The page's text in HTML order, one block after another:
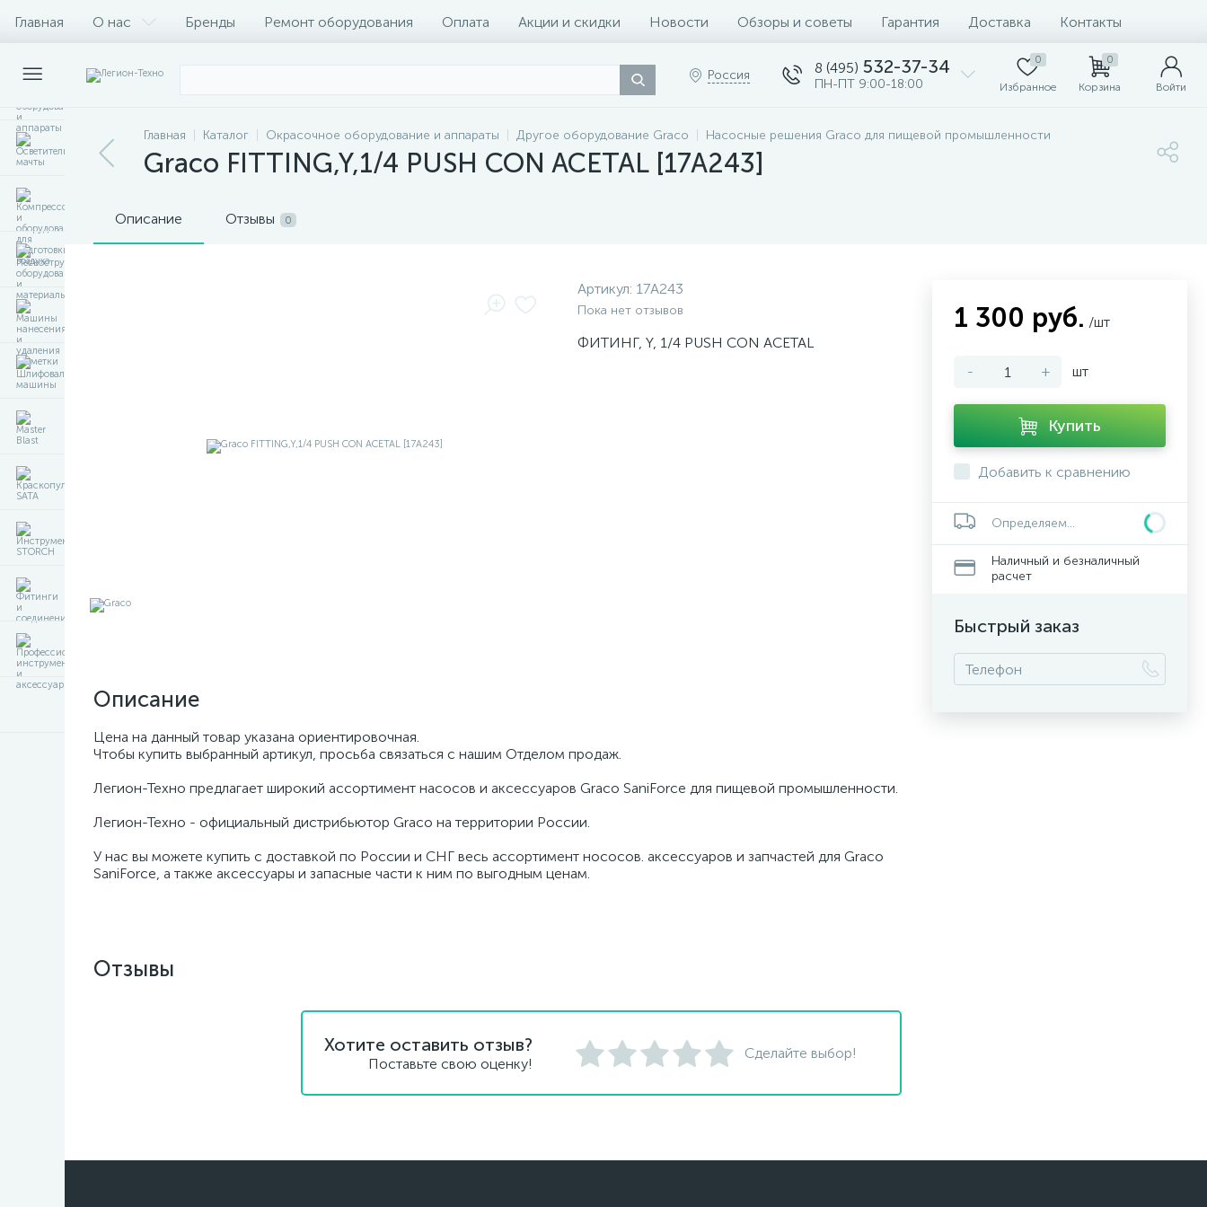
Главная О нас Бренды Ремонт оборудования Оплата Акции и скидки Новости Обзоры и советы Гарантия Доставка Контакты
Россия 8 (495) 532-37-34
ПН-ПТ 9:00-18:00
0
Избранное
0
Корзина Войти
Главная Каталог Окрасочное оборудование и аппараты Другое оборудование Graco Насосные решения Graco для пищевой промышленности
Graco FITTING,Y,1/4 PUSH CON ACETAL [17A243]
Описание Отзывы 0
Артикул: 17A243
Пока нет отзывов
ФИТИНГ, Y, 1/4 PUSH CON ACETAL
Описание
Цена на данный товар указана ориентировочная.
Чтобы купить выбранный артикул, просьба связаться с нашим Отделом продаж.
Легион-Техно предлагает широкий ассортимент насосов и аксессуаров Graco SaniForce для пищевой промышленности.
Легион-Техно - официальный дистрибьютор Graco на территории России.
У нас вы можете купить с доставкой по России и СНГ весь ассортимент нососов. аксессуаров и запчастей для Graco
SaniForce, а также аксессуары и запасные части к ним по выгодным ценам.
1 300 руб. /шт
- + шт
Купить
Добавить к сравнению
Определяем...
Наличный и безналичный
расчет
Быстрый заказ
Отзывы
Хотите оставить отзыв?
Поставьте свою оценку!
Сделайте выбор!